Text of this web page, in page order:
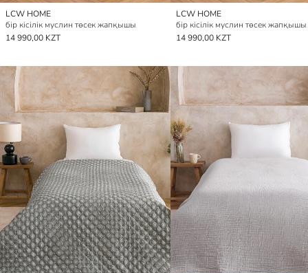
LCW HOME
бір кісілік муслин төсек жапқышы
14 990,00 KZT
LCW HOME
бір кісілік муслин төсек жапқышы
14 990,00 KZT